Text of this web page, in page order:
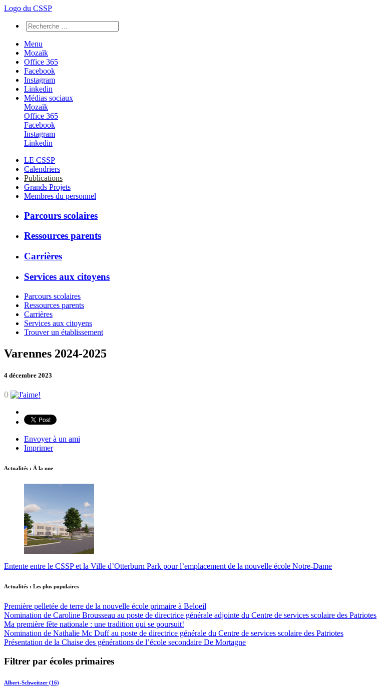
Logo du CSSP
Menu
Mozaïk
Office 365
Facebook
Instagram
Linkedin
Médias sociaux
Mozaïk
Office 365
Facebook
Instagram
Linkedin
LE CSSP
Calendriers
Publications
Grands Projets
Membres du personnel
Parcours scolaires
Ressources parents
Carrières
Services aux citoyens
Parcours scolaires
Ressources parents
Carrières
Services aux citoyens
Trouver un établissement
Varennes 2024-2025
4 décembre 2023
0
Envoyer à un ami
Imprimer
Actualités : À la une
Entente entre le CSSP et la Ville d’Otterburn Park pour l’emplacement de la nouvelle école Notre-Dame
Actualités : Les plus populaires
Première pelletée de terre de la nouvelle école primaire à Beloeil
Nomination de Caroline Brousseau au poste de directrice générale adjointe du Centre de services scolaire des Patriotes
Ma première fête nationale : une tradition qui se poursuit!
Nomination de Nathalie Mc Duff au poste de directrice générale du Centre de services scolaire des Patriotes
Présentation de la Chaise des générations de l’école secondaire De Mortagne
Filtrer par écoles primaires
Albert-Schweitzer (16)